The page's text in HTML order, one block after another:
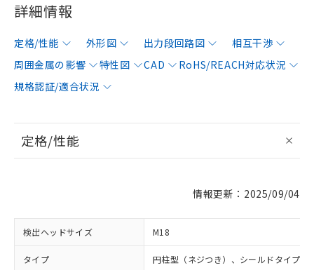
詳細情報
定格/性能 外形図 出力段回路図
相互干渉
周囲金属の影響
特性図 CAD
RoHS/REACH対応状況
規格認証/適合状況
定格/性能
情報更新：2025/09/04
検出ヘッドサイズ M18
タイプ 円柱型（ネジつき）、シールドタイプ